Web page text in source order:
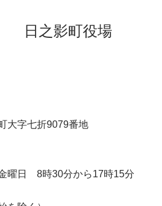
日之影町役場
大字七折9079番地
曜日 8時30分から17時15分